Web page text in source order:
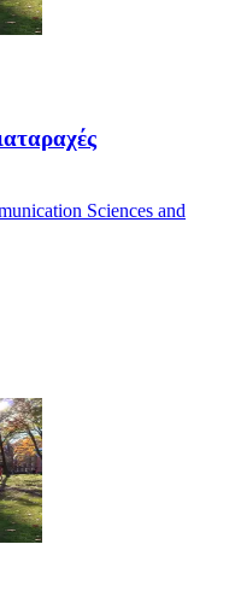
Sciences and